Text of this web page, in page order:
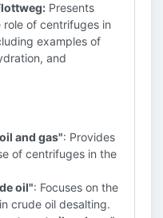
Presents
of centrifuges in
examples of
and
and gas": Provides
of centrifuges in the
oil": Focuses on the
crude oil desalting.